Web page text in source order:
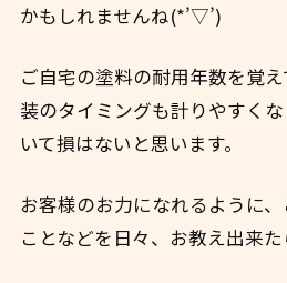
かもしれませんね(*’▽’)
ご自宅の塗料の耐用年数を覚
装のタイミングも計りやすく
いて損はないと思います。
お客様のお力になれるように
ことなどを日々、お教え出来